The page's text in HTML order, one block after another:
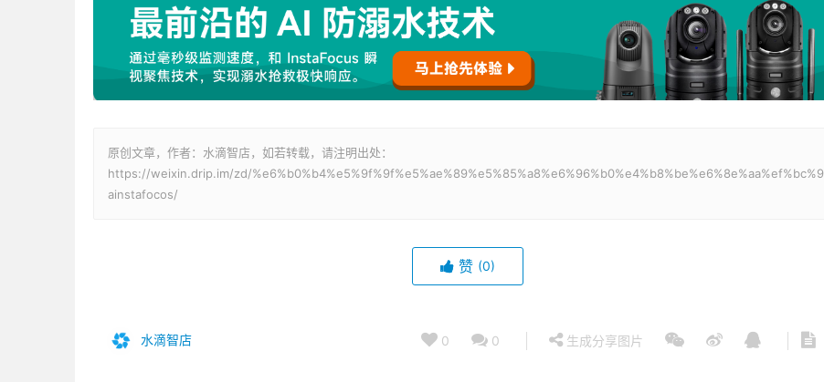
原创文章，作者：水滴智店，如若转载，请注明出处：
https://weixin.drip.im/zd/%e6%b0%b4%e5%9f%9f%e5%ae%89%e5%85%a8%e6%96%b0%e4%b8%be%e6%8e%aa%ef%bc%9
ainstafocos/
赞 (0)
水滴智店 0 0 生成分享图片